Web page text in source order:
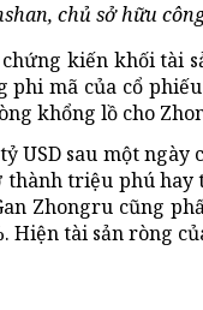
chủ sở hữu
kiến khối tài
phi mã của cổ
khổng lồ cho
USD sau một
triệu phú
Zhongru cũng
Hiện tài sản ròng